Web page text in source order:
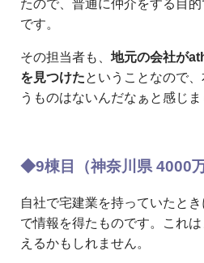
たので、普通に仲介をする目
です。
その担当者も、 地元の会社が
を見つけたということなので
うものはないんだなぁと感じま
◆9棟目（神奈川県 4000万
自社で宅建業を持っていたとき
で情報を得たものです。これ
えるかもしれません。